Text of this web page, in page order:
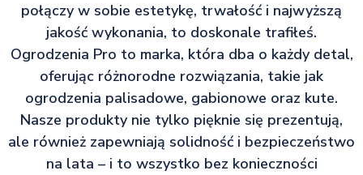
połączy w sobie estetykę, trwałość i najwyższą
jakość wykonania, to doskonale trafiłeś.
Ogrodzenia Pro to marka, która dba o każdy detal,
oferując różnorodne rozwiązania, takie jak
ogrodzenia palisadowe, gabionowe oraz kute.
Nasze produkty nie tylko pięknie się prezentują,
ale również zapewniają solidność i bezpieczeństwo
na lata – i to wszystko bez konieczności